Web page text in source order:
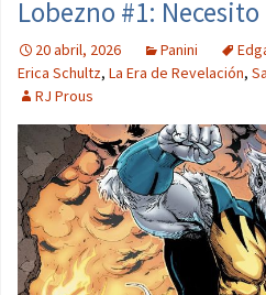
Lobezno #1:
20 abril, 2026 Panini
Erica Schultz, La Era de Revelación,
RJ Prous